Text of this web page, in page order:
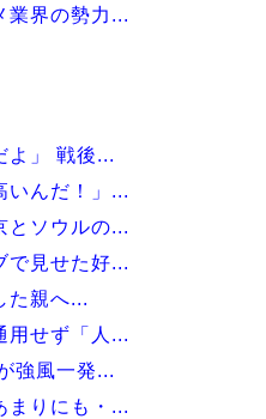
業界の勢力...
よ」 戦後...
いんだ！」...
とソウルの...
で見せた好...
た親へ...
用せず「人...
強風一発...
まりにも・...